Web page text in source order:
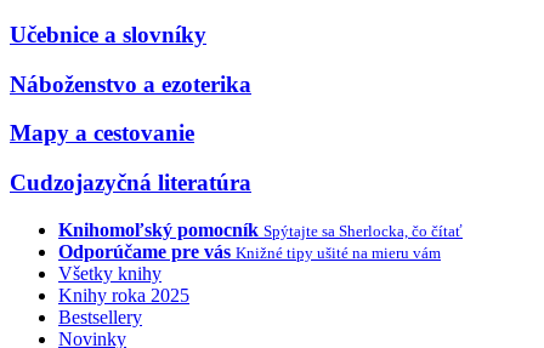
Učebnice a slovníky
Náboženstvo a ezoterika
Mapy a cestovanie
Cudzojazyčná literatúra
Knihomoľský pomocník Spýtajte sa Sherlocka, čo čítať
Odporúčame pre vás Knižné tipy ušité na mieru vám
Všetky knihy
Knihy roka 2025
Bestsellery
Novinky